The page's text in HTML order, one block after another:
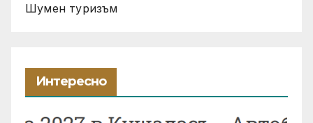
Шумен туризъм
Интересно